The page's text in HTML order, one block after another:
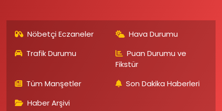
Nöbetçi Eczaneler
Hava Durumu
Trafik Durumu
Puan Durumu ve
Fikstür
Tüm Manşetler
Son Dakika Haberleri
Haber Arşivi